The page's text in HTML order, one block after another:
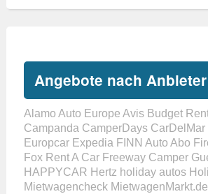
Angebote nach Anbieter
Alamo Auto Europe Avis Budget
Campanda CamperDays CarDelMar
Europcar Expedia FINN Auto Abo
Fox Rent A Car Freeway Camper
HAPPYCAR Hertz holiday autos
Mietwagencheck MietwagenMarkt.de